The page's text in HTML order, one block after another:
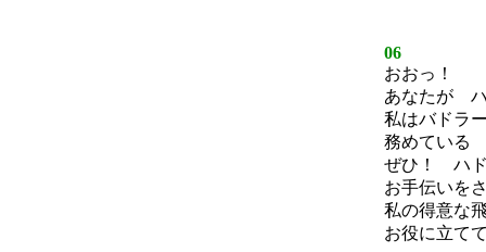
06
おおっ！
あなたが ハ
私はバドラ
務めている
ぜひ！ ハ
お手伝いを
私の得意な
お役に立て